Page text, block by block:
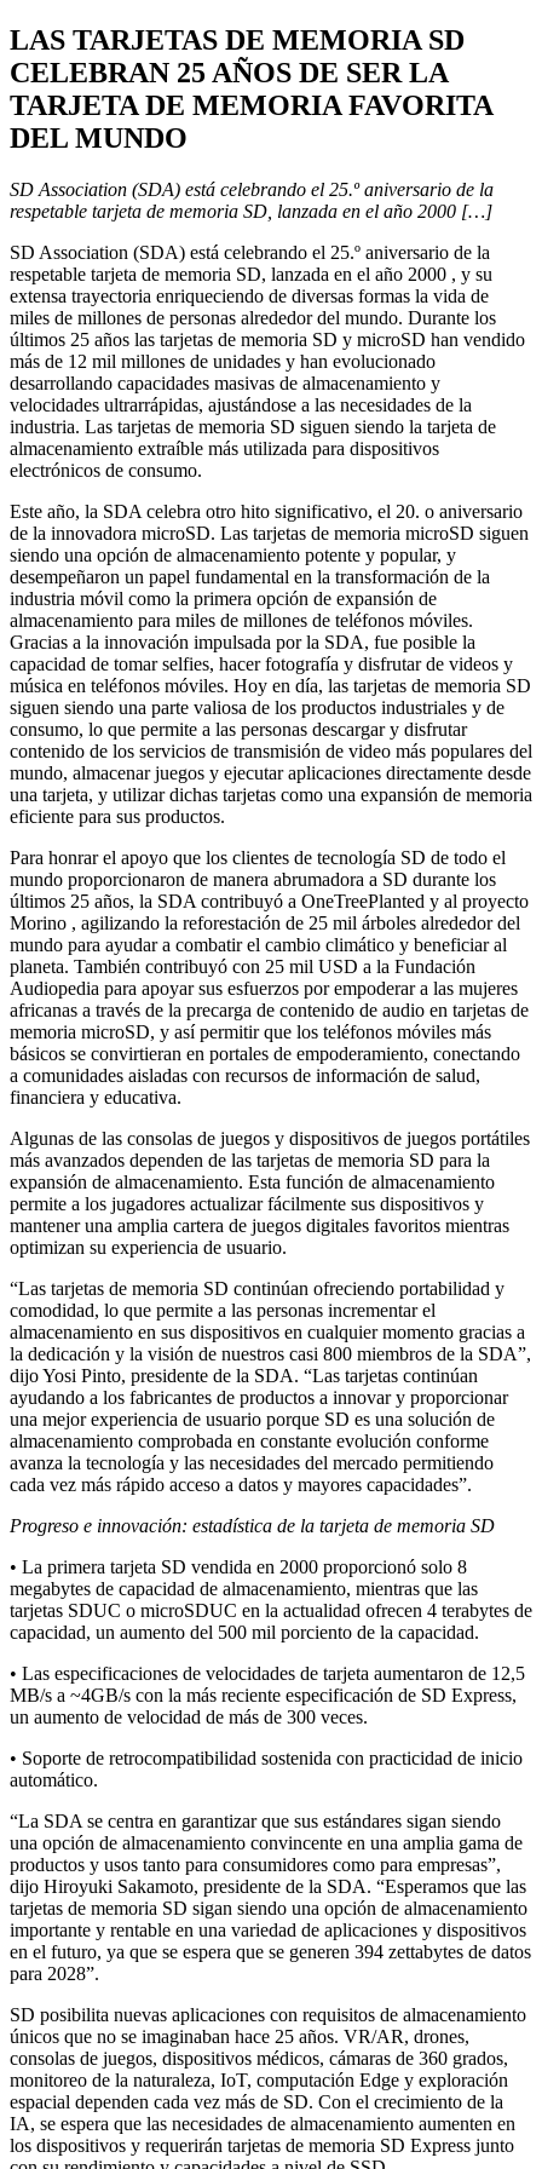
LAS TARJETAS DE MEMORIA SD
CELEBRAN 25 AÑOS DE SER LA
TARJETA DE MEMORIA FAVORITA
DEL MUNDO
SD Association (SDA) está celebrando el 25.º aniversario de la
respetable tarjeta de memoria SD, lanzada en el año 2000 […]
SD Association (SDA) está celebrando el 25.º aniversario de la
respetable tarjeta de memoria SD, lanzada en el año 2000 , y su
extensa trayectoria enriqueciendo de diversas formas la vida de
miles de millones de personas alrededor del mundo. Durante los
últimos 25 años las tarjetas de memoria SD y microSD han vendido
más de 12 mil millones de unidades y han evolucionado
desarrollando capacidades masivas de almacenamiento y
velocidades ultrarrápidas, ajustándose a las necesidades de la
industria. Las tarjetas de memoria SD siguen siendo la tarjeta de
almacenamiento extraíble más utilizada para dispositivos
electrónicos de consumo.
Este año, la SDA celebra otro hito significativo, el 20. o aniversario
de la innovadora microSD. Las tarjetas de memoria microSD siguen
siendo una opción de almacenamiento potente y popular, y
desempeñaron un papel fundamental en la transformación de la
industria móvil como la primera opción de expansión de
almacenamiento para miles de millones de teléfonos móviles.
Gracias a la innovación impulsada por la SDA, fue posible la
capacidad de tomar selfies, hacer fotografía y disfrutar de videos y
música en teléfonos móviles. Hoy en día, las tarjetas de memoria SD
siguen siendo una parte valiosa de los productos industriales y de
consumo, lo que permite a las personas descargar y disfrutar
contenido de los servicios de transmisión de video más populares del
mundo, almacenar juegos y ejecutar aplicaciones directamente desde
una tarjeta, y utilizar dichas tarjetas como una expansión de memoria
eficiente para sus productos.
Para honrar el apoyo que los clientes de tecnología SD de todo el
mundo proporcionaron de manera abrumadora a SD durante los
últimos 25 años, la SDA contribuyó a OneTreePlanted y al proyecto
Morino , agilizando la reforestación de 25 mil árboles alrededor del
mundo para ayudar a combatir el cambio climático y beneficiar al
planeta. También contribuyó con 25 mil USD a la Fundación
Audiopedia para apoyar sus esfuerzos por empoderar a las mujeres
africanas a través de la precarga de contenido de audio en tarjetas de
memoria microSD, y así permitir que los teléfonos móviles más
básicos se convirtieran en portales de empoderamiento, conectando
a comunidades aisladas con recursos de información de salud,
financiera y educativa.
Algunas de las consolas de juegos y dispositivos de juegos portátiles
más avanzados dependen de las tarjetas de memoria SD para la
expansión de almacenamiento. Esta función de almacenamiento
permite a los jugadores actualizar fácilmente sus dispositivos y
mantener una amplia cartera de juegos digitales favoritos mientras
optimizan su experiencia de usuario.
“Las tarjetas de memoria SD continúan ofreciendo portabilidad y
comodidad, lo que permite a las personas incrementar el
almacenamiento en sus dispositivos en cualquier momento gracias a
la dedicación y la visión de nuestros casi 800 miembros de la SDA”,
dijo Yosi Pinto, presidente de la SDA. “Las tarjetas continúan
ayudando a los fabricantes de productos a innovar y proporcionar
una mejor experiencia de usuario porque SD es una solución de
almacenamiento comprobada en constante evolución conforme
avanza la tecnología y las necesidades del mercado permitiendo
cada vez más rápido acceso a datos y mayores capacidades”.
Progreso e innovación: estadística de la tarjeta de memoria SD
• La primera tarjeta SD vendida en 2000 proporcionó solo 8
megabytes de capacidad de almacenamiento, mientras que las
tarjetas SDUC o microSDUC en la actualidad ofrecen 4 terabytes de
capacidad, un aumento del 500 mil porciento de la capacidad.
• Las especificaciones de velocidades de tarjeta aumentaron de 12,5
MB/s a ~4GB/s con la más reciente especificación de SD Express,
un aumento de velocidad de más de 300 veces.
• Soporte de retrocompatibilidad sostenida con practicidad de inicio
automático.
“La SDA se centra en garantizar que sus estándares sigan siendo
una opción de almacenamiento convincente en una amplia gama de
productos y usos tanto para consumidores como para empresas”,
dijo Hiroyuki Sakamoto, presidente de la SDA. “Esperamos que las
tarjetas de memoria SD sigan siendo una opción de almacenamiento
importante y rentable en una variedad de aplicaciones y dispositivos
en el futuro, ya que se espera que se generen 394 zettabytes de datos
para 2028”.
SD posibilita nuevas aplicaciones con requisitos de almacenamiento
únicos que no se imaginaban hace 25 años. VR/AR, drones,
consolas de juegos, dispositivos médicos, cámaras de 360 grados,
monitoreo de la naturaleza, IoT, computación Edge y exploración
espacial dependen cada vez más de SD. Con el crecimiento de la
IA, se espera que las necesidades de almacenamiento aumenten en
los dispositivos y requerirán tarjetas de memoria SD Express junto